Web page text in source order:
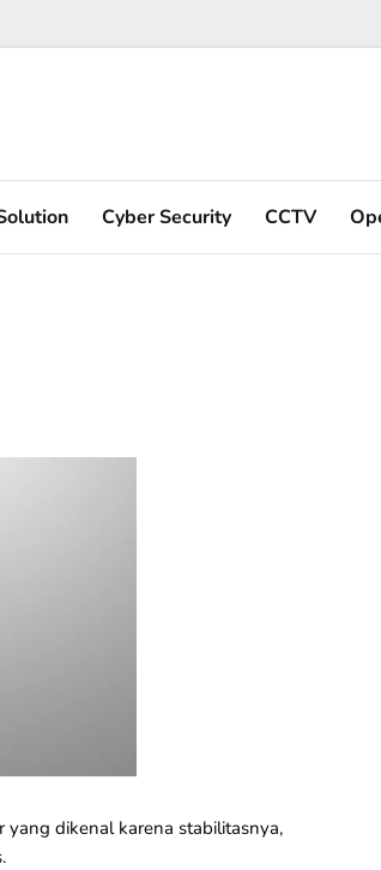
Cyber Security CCTV
yang dikenal karena stabilitasnya,